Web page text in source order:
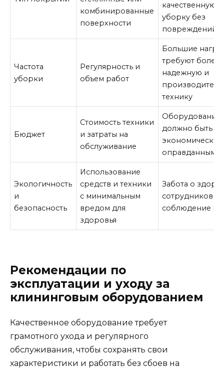
комбинированные
поверхности
качественную
уборку без
повреждений
Частота
уборки
Регулярность и
объем работ
Большие
требуют более
надежную и
технику
Бюджет
Стоимость техники
и затраты на
обслуживание
Оборудование
должно быть
экономически
оправданным
Экологичность
и
безопасность
Использование
средств и техники
с минимальным
вредом для
здоровья
Забота о
сотрудников и
соблюдение
Рекомендации по
эксплуатации и уходу за
клининговым оборудованием
Качественное оборудование требует
грамотного ухода и регулярного
обслуживания, чтобы сохранять свои
характеристики и работать без сбоев на